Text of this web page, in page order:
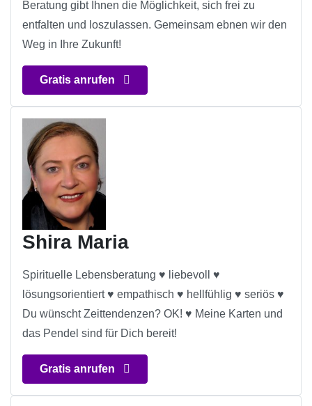
Beratung gibt Ihnen die Möglichkeit, sich frei zu
entfalten und loszulassen. Gemeinsam ebnen wir den
Weg in Ihre Zukunft!
Gratis anrufen
Shira Maria
Spirituelle Lebensberatung ♥ liebevoll ♥
lösungsorientiert ♥ empathisch ♥ hellfühlig ♥ seriös ♥
Du wünscht Zeittendenzen? OK! ♥ Meine Karten und
das Pendel sind für Dich bereit!
Gratis anrufen